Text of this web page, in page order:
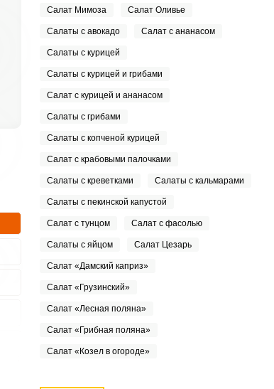
Салат Мимоза Салат Оливье
Салаты с авокадо Салат с ананасом
Салаты с курицей
Салаты с курицей и грибами
Салат с курицей и ананасом
Салаты с грибами
Салаты с копченой курицей
Салат с крабовыми палочками
Салаты с креветками Салаты с кальмарами
Салаты с пекинской капустой
Салат с тунцом Салат с фасолью
Салаты с яйцом Салат Цезарь
Салат «Дамский каприз»
Салат «Грузинский»
Салат «Лесная поляна»
Салат «Грибная поляна»
Салат «Козел в огороде»